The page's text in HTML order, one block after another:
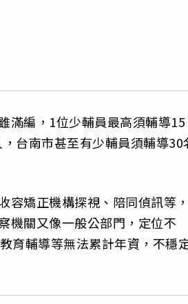
滿編，1位少輔員最高須輔導15
台南市甚至有少輔員須輔導30
容矯正機構探視、陪同偵訊等，
機關又像一般公部門，定位不
育輔導等無法累計年資，不穩